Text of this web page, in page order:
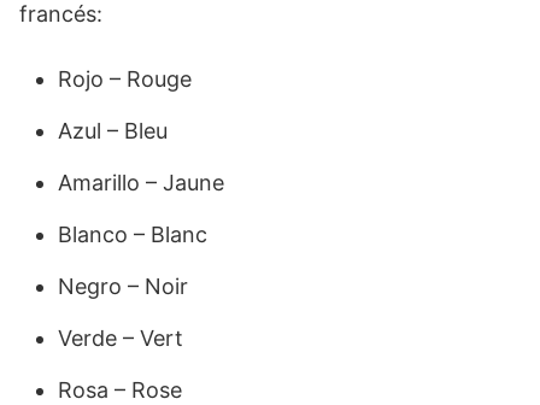
francés:
Rojo – Rouge
Azul – Bleu
Amarillo – Jaune
Blanco – Blanc
Negro – Noir
Verde – Vert
Rosa – Rose